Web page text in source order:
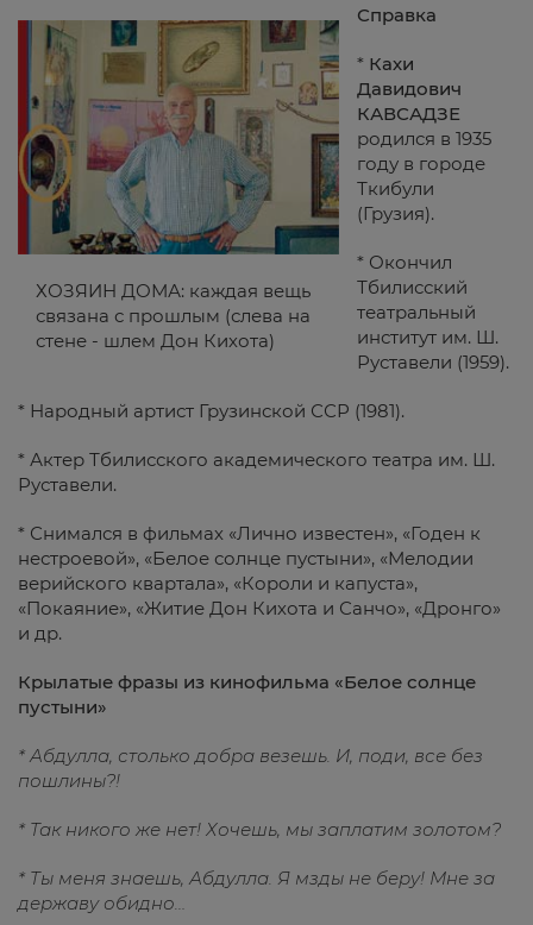
ХОЗЯИН ДОМА: каждая вещь
связана с прошлым (слева на
стене - шлем Дон Кихота)
Справка
* Кахи
Давидович
КАВСАДЗЕ
родился в 1935
году в городе
Ткибули
(Грузия).
* Окончил
Тбилисский
театральный
институт им. Ш.
Руставели (1959).
* Народный артист Грузинской ССР (1981).
* Актер Тбилисского академического театра им. Ш.
Руставели.
* Снимался в фильмах «Лично известен», «Годен к
нестроевой», «Белое солнце пустыни», «Мелодии
верийского квартала», «Короли и капуста»,
«Покаяние», «Житие Дон Кихота и Санчо», «Дронго»
и др.
Крылатые фразы из кинофильма «Белое солнце
пустыни»
* Абдулла, столько добра везешь. И, поди, все без
пошлины?!
* Так никого же нет! Хочешь, мы заплатим золотом?
* Ты меня знаешь, Абдулла. Я мзды не беру! Мне за
державу обидно…